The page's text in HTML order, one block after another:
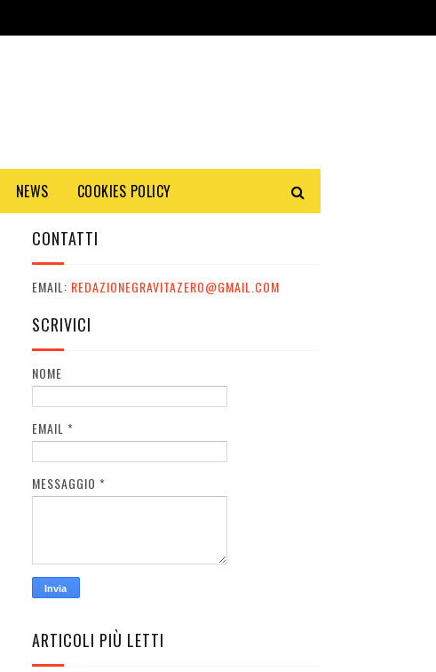
NEWS COOKIES POLICY
CONTATTI
EMAIL: REDAZIONEGRAVITAZERO@GMAIL.COM
SCRIVICI
NOME
EMAIL *
MESSAGGIO *
ARTICOLI PIÙ LETTI